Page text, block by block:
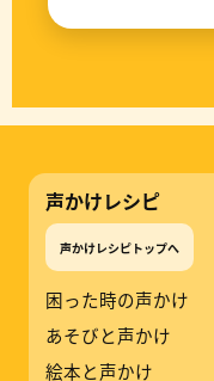
声かけレシピ
声かけレシピトップへ
困った時の声かけ
あそびと声かけ
絵本と声かけ